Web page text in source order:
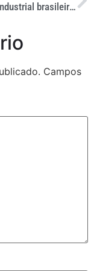
Mercado industrial brasileiro atinge picos de ocupação e valoriação em 2025
Campos